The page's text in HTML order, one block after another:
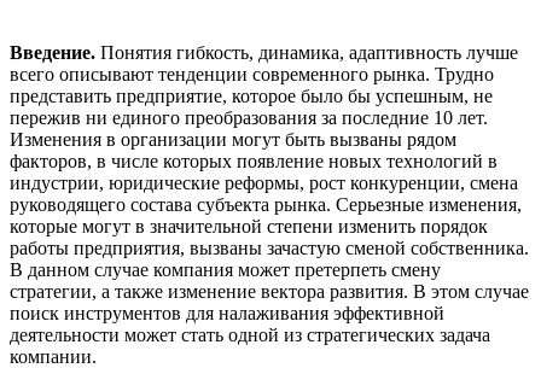
Введение. Понятия гибкость, динамика, адаптивность лучше
всего описывают тенденции современного рынка. Трудно
представить предприятие, которое было бы успешным, не
пережив ни единого преобразования за последние 10 лет.
Изменения в организации могут быть вызваны рядом
факторов, в числе которых появление новых технологий в
индустрии, юридические реформы, рост конкуренции, смена
руководящего состава субъекта рынка. Серьезные изменения,
которые могут в значительной степени изменить порядок
работы предприятия, вызваны зачастую сменой собственника.
В данном случае компания может претерпеть смену
стратегии, а также изменение вектора развития. В этом случае
поиск инструментов для налаживания эффективной
деятельности может стать одной из стратегических задача
компании.